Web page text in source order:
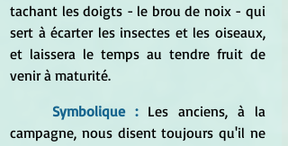
tachant les doigts - le brou de noix - qui
sert à écarter les insectes et les oiseaux,
et laissera le temps au tendre fruit de
venir à maturité.
Symbolique : Les anciens, à la
campagne, nous disent toujours qu'il ne